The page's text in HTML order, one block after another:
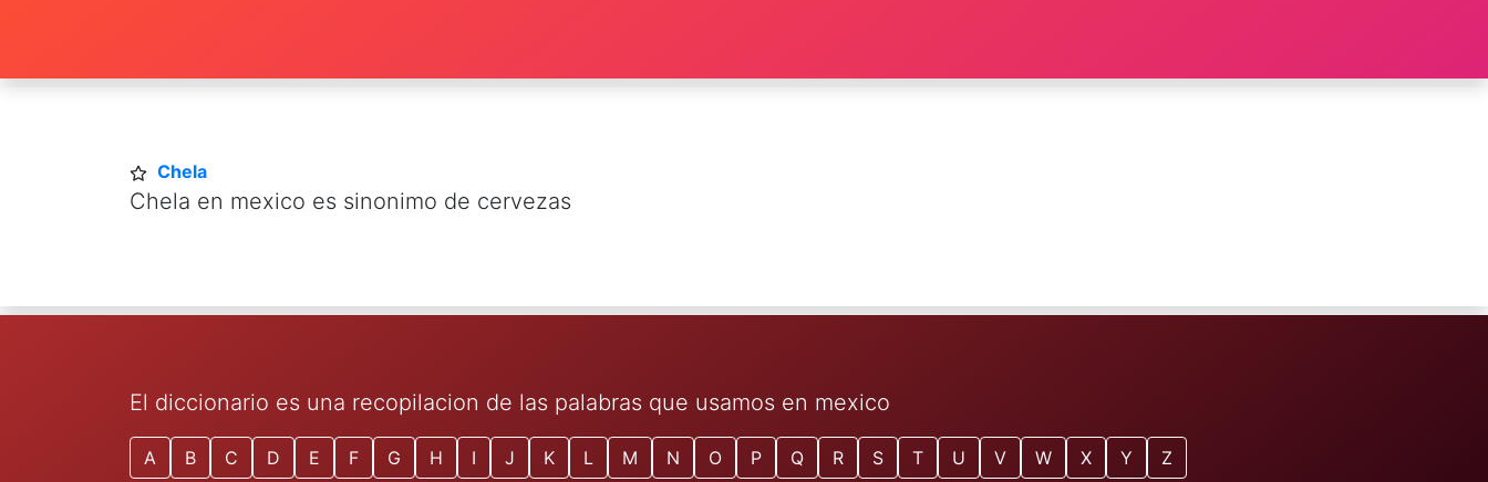
Chela
Chela en mexico es sinonimo de cervezas
El diccionario es una recopilacion de las palabras que usamos en mexico
A B C D E F G H I J K L M N O P Q R S T U V W X Y Z